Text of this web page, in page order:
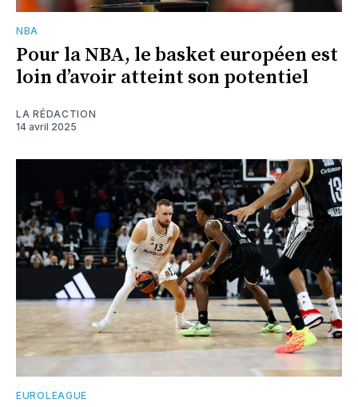
NBA
Pour la NBA, le basket européen est
loin d’avoir atteint son potentiel
LA RÉDACTION
14 avril 2025
EUROLEAGUE